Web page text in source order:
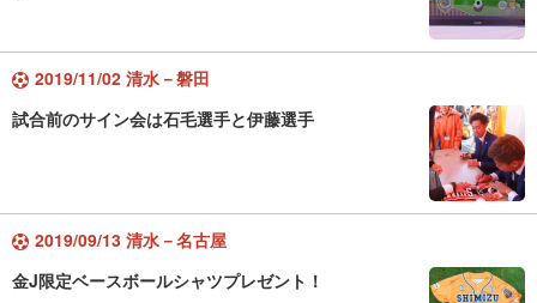
2019/11/02 清水－磐田
試合前のサイン会は石毛選手と伊藤選手
2019/09/13 清水－名古屋
金J限定ベースボールシャツプレゼント！